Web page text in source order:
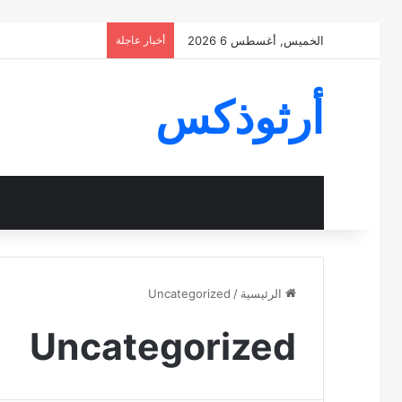
الخميس, أغسطس 6 2026 أخبار عاجلة
أرثوذكس
الرئيسية /
Uncategorized
Uncategorized